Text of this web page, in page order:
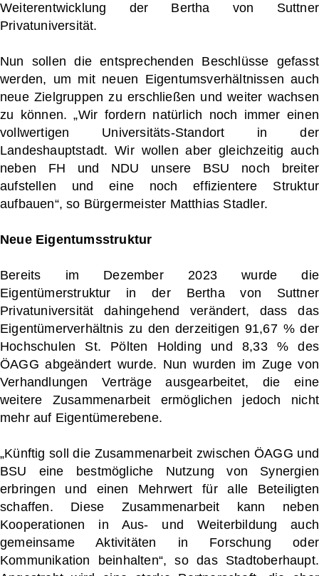
Weiterentwicklung der Bertha von Suttner
Privatuniversität.
Nun sollen die entsprechenden Beschlüsse gefasst
werden, um mit neuen Eigentumsverhältnissen auch
neue Zielgruppen zu erschließen und weiter wachsen
zu können. „Wir fordern natürlich noch immer einen
vollwertigen Universitäts-Standort in der
Landeshauptstadt. Wir wollen aber gleichzeitig auch
neben FH und NDU unsere BSU noch breiter
aufstellen und eine noch effizientere Struktur
aufbauen“, so Bürgermeister Matthias Stadler.
Neue Eigentumsstruktur
Bereits im Dezember 2023 wurde die
Eigentümerstruktur in der Bertha von Suttner
Privatuniversität dahingehend verändert, dass das
Eigentümerverhältnis zu den derzeitigen 91,67 % der
Hochschulen St. Pölten Holding und 8,33 % des
ÖAGG abgeändert wurde. Nun wurden im Zuge von
Verhandlungen Verträge ausgearbeitet, die eine
weitere Zusammenarbeit ermöglichen jedoch nicht
mehr auf Eigentümerebene.
„Künftig soll die Zusammenarbeit zwischen ÖAGG und
BSU eine bestmögliche Nutzung von Synergien
erbringen und einen Mehrwert für alle Beteiligten
schaffen. Diese Zusammenarbeit kann neben
Kooperationen in Aus- und Weiterbildung auch
gemeinsame Aktivitäten in Forschung oder
Kommunikation beinhalten“, so das Stadtoberhaupt.